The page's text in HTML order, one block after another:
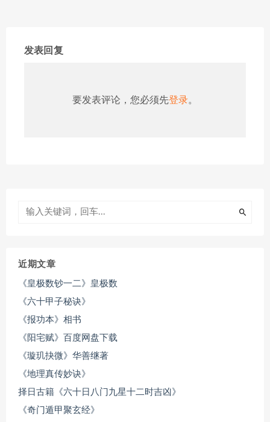
发表回复
要发表评论，您必须先登录。
近期文章
《皇极数钞一二》皇极数
《六十甲子秘诀》
《报功本》相书
《阳宅赋》百度网盘下载
《璇玑抉微》华善继著
《地理真传妙诀》
择日古籍《六十日八门九星十二时吉凶》
《奇门遁甲聚玄经》